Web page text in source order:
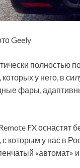
Geely
полностью
у него, в
фары,
FX
которым у нас в
«автомат»